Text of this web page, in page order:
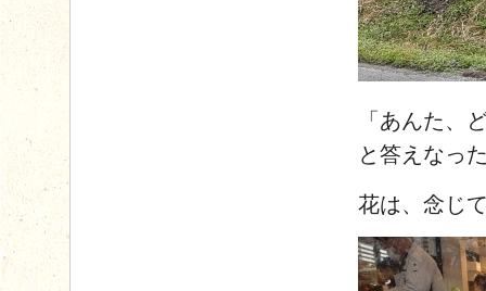
「あんた、
と答えなっ
花は、念じ